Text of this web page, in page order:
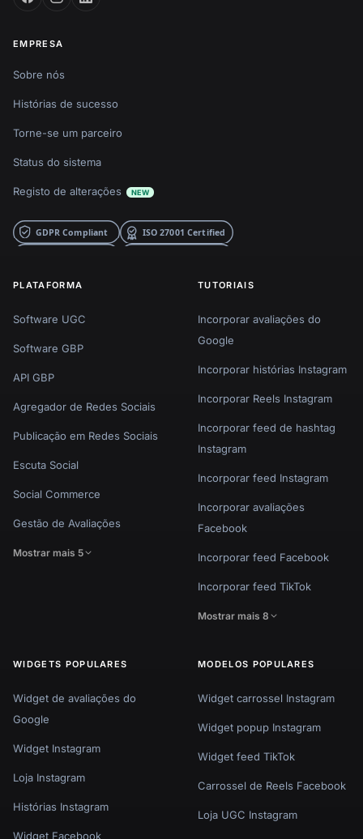
EMPRESA
Sobre nós
Histórias de sucesso
Torne-se um parceiro
Status do sistema
Registo de alterações NEW
PLATAFORMA
Software UGC
Software GBP
API GBP
Agregador de Redes Sociais
Publicação em Redes Sociais
Escuta Social
Social Commerce
Gestão de Avaliações
Mostrar mais 5
TUTORIAIS
Incorporar avaliações do
Google
Incorporar histórias Instagram
Incorporar Reels Instagram
Incorporar feed de hashtag
Instagram
Incorporar feed Instagram
Incorporar avaliações
Facebook
Incorporar feed Facebook
Incorporar feed TikTok
Mostrar mais 8
WIDGETS POPULARES
Widget de avaliações do
Google
Widget Instagram
Loja Instagram
Histórias Instagram
Widget Facebook
MODELOS POPULARES
Widget carrossel Instagram
Widget popup Instagram
Widget feed TikTok
Carrossel de Reels Facebook
Loja UGC Instagram